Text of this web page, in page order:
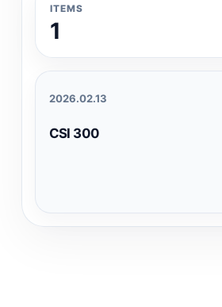
ITEMS
1
2026.02.13
CSI 300